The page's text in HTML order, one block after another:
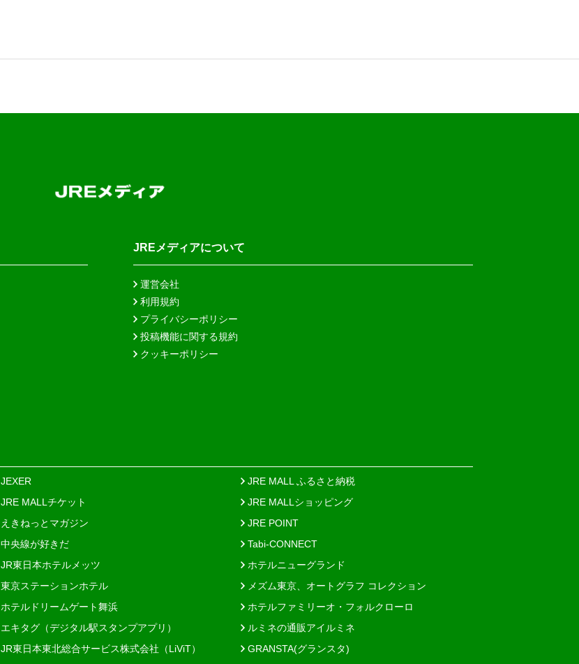
JREメディアについて
運営会社
利用規約
プライバシーポリシー
投稿機能に関する規約
クッキーポリシー
JEXER
JRE MALL ふるさと納税
JRE MALLチケット
JRE MALLショッピング
えきねっとマガジン
JRE POINT
中央線が好きだ
Tabi-CONNECT
JR東日本ホテルメッツ
ホテルニューグランド
東京ステーションホテル
メズム東京、オートグラフ コレクション
ホテルドリームゲート舞浜
ホテルファミリーオ・フォルクローロ
エキタグ（デジタル駅スタンプアプリ）
ルミネの通販アイルミネ
JR東日本東北総合サービス株式会社（LiViT） GRANSTA(グランスタ)